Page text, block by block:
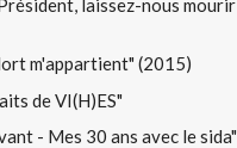
laissez-nous mourir
m'appartient" (2015)
de VI(H)ES"
- Mes 30 ans avec le sida"